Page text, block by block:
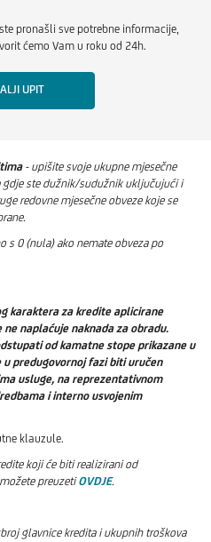
pronašli sve potrebne informacije,
ćemo Vam u roku od 24h.
UPIT
- upišite svoje ukupne mjesečne
ste dužnik/sudužnik uključujući i
redovne mjesečne obveze koje se
s 0 (nula) ako nemate obveza po
karaktera za kredite aplicirane
naplaćuje naknada za obradu.
od kamatne stope prikazane u
predugovornoj fazi biti uručen
usluge, na reprezentativnom
i interno usvojenim
klauzule.
koji će biti realizirani od
preuzetiOVDJE.
glavnice kredita i ukupnih troškova